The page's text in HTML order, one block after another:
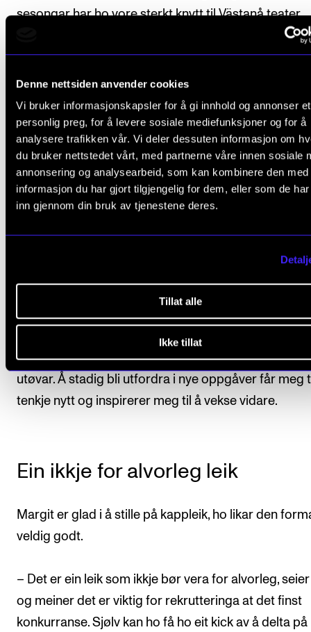
Denne nettsiden anvender cookies
Vi bruker informasjonskapsler for å gi innhold og annonser et
personlig preg, for å levere sosiale mediefunksjoner og for å
analysere trafikken vår. Vi deler dessuten informasjon om
du bruker nettstedet vårt, med partnerne våre innen sosiale
annonsering og analysearbeid, som kan kombinere den med
informasjon du har gjort tilgjengelig for dem, eller som de
inn gjennom din bruk av tjenestene deres.
Tillat alle
Ikke tillat
sesongar har ho vore sterkt knytt til Västanå teater.
– At eg i tillegg til songen og skodespelet òg spelar
Ho gjekk fyrst tre år på Ole Bull Akademiet, så tok
pause i to år før siste året, dette av di ho hadde så
oppdrag. Slik oppnådde ho i ung alder å kunne leva
musikken.
– Eg hadde ikkje tenkt så nøye på kva eg skulle bli,
Å gå vidare på eit høgare studium er på noverande
tidspunkt uaktuelt.
– Det å ha fått lov til å vera arbeidsaktiv frå tidleg av
vore ein fin og effektiv måte å lære nytt. Eg elskar
prosjekt eller ein kollega er med på å utvikle meg
utøvar. Å stadig bli utfordra i nye oppgåver får meg
tenkje nytt og inspirerer meg til å vekse vidare.
Ein ikkje for alvorleg leik
Margit er glad i å stille på kappleik, ho likar den
veldig godt.
– Det er ein leik som ikkje bør vera for alvorleg,
og meiner det er viktig for rekrutteringa at det finst
konkurranse. Sjølv kan ho få ho eit kick av å delta på